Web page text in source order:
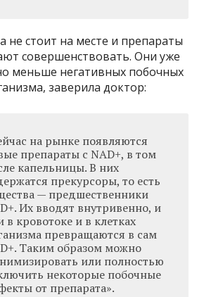
не стоит на месте и препараты
совершенствовать. Они уже
меньше негативных побочных
заверила доктор:
на рынке появляются
препараты с NAD+, в том
капельницы. В них
прекурсоры, то есть
— предшественники
Их вводят внутривенно, и
в кровотоке и в клетках
превращаются в сам
Таким образом можно
или полностью
некоторые побочные
от препарата».